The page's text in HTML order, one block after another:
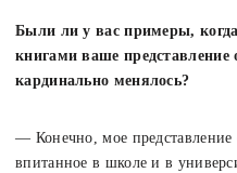
Были ли у вас примеры,
книгами ваше представление
кардинально менялось?
— Конечно, мое представление
впитанное в школе и в